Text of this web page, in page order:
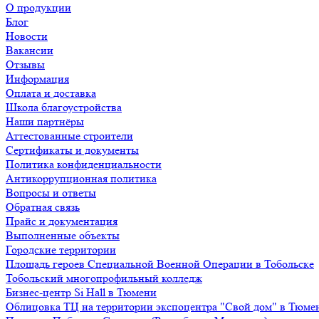
О продукции
Блог
Новости
Вакансии
Отзывы
Информация
Оплата и доставка
Школа благоустройства
Наши партнёры
Аттестованные строители
Сертификаты и документы
Политика конфиденциальности
Антикоррупционная политика
Вопросы и ответы
Обратная связь
Прайс и документация
Выполненные объекты
Городские территории
Площадь героев Специальной Военной Операции в Тобольске
Тобольский многопрофильный колледж
Бизнес-центр Si Hall в Тюмени
Облицовка ТЦ на территории экспоцентра "Свой дом" в